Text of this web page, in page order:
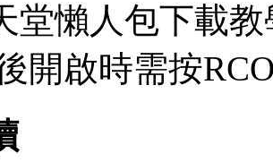
堂懶人包下載
開啟時需按